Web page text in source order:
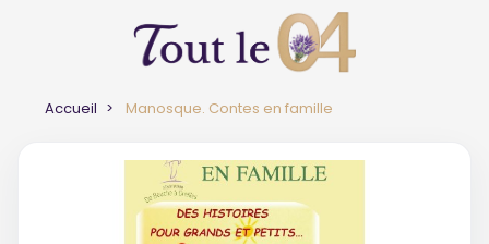
Accueil Manosque. Contes en famille